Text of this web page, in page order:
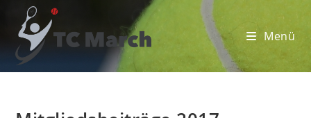
Inhalt
springen
Menü